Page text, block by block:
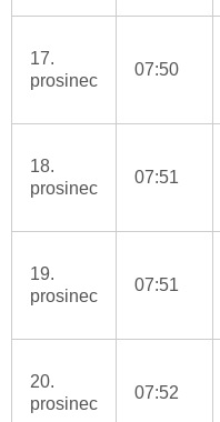
17.
prosinec
07:50
18.
prosinec
07:51
19.
prosinec
07:51
20.
prosinec
07:52